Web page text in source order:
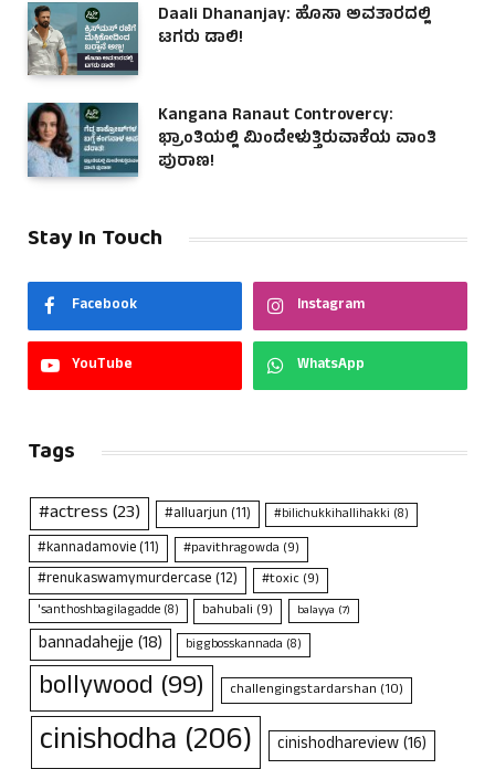
Daali Dhananjay: ಹೊಸಾ ಅವತಾರದಲ್ಲಿ
ಟಗರು ಡಾಲಿ!
Kangana Ranaut Controvercy:
ಭ್ರಾಂತಿಯಲ್ಲಿ ಮಿಂದೇಳುತ್ತಿರುವಾಕೆಯ ವಾಂತಿ
ಪುರಾಣ!
Stay In Touch
Facebook Instagram
YouTube WhatsApp
Tags
#actress(23) #alluarjun(11) #bilichukkihallihakki (8)
#kannadamovie(11) #pavithragowda (9)
#renukaswamymurdercase(12) #toxic(9)
'santhoshbagilagadde (8) bahubali (9) balayya (7)
bannadahejje(18) biggbosskannada (8)
bollywood (99) challengingstardarshan (10)
cinishodha (206) cinishodhareview(16)